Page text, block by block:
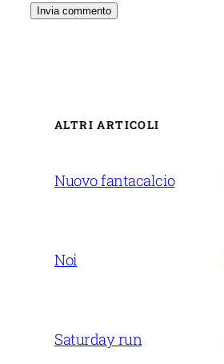
ALTRI ARTICOLI
Nuovo fantacalcio
Noi
Saturday run